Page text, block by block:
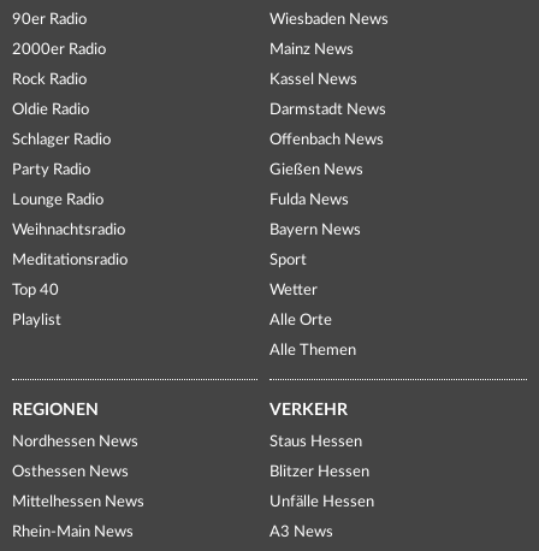
90er Radio
2000er Radio
Rock Radio
Oldie Radio
Schlager Radio
Party Radio
Lounge Radio
Weihnachtsradio
Meditationsradio
Top 40
Playlist
Wiesbaden News
Mainz News
Kassel News
Darmstadt News
Offenbach News
Gießen News
Fulda News
Bayern News
Sport
Wetter
Alle Orte
Alle Themen
REGIONEN
Nordhessen News
Osthessen News
Mittelhessen News
Rhein-Main News
VERKEHR
Staus Hessen
Blitzer Hessen
Unfälle Hessen
A3 News